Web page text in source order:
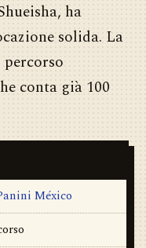
ha
solida. La
conta già 100
México